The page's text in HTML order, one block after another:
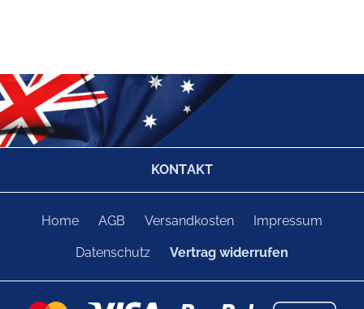
KONTAKT
Home AGB Versandkosten Impressum
Datenschutz Vertrag widerrufen